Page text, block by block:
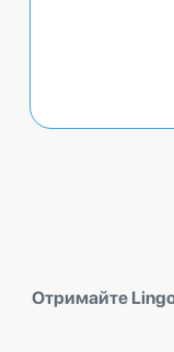
Отримайте